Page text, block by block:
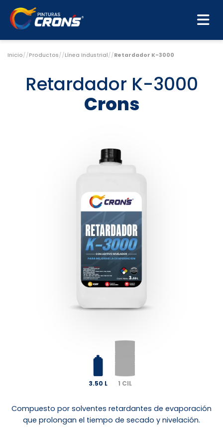
Inicio//Productos//Línea Industrial//Retardador K-3000
Retardador K-3000
Crons
Compuesto por solventes retardantes de evaporación
que prolongan el tiempo de secado y nivelación.
3.50 L 1 CIL